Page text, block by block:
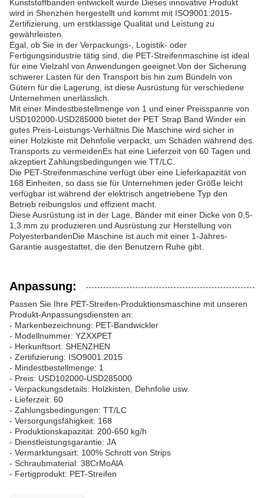
Kunststoffbanden entwickelt wurde.Dieses innovative Produkt
wird in Shenzhen hergestellt und kommt mit ISO9001:2015-
Zertifizierung, um erstklassige Qualität und Leistung zu
gewährleisten.
Egal, ob Sie in der Verpackungs-, Logistik- oder
Fertigungsindustrie tätig sind, die PET-Streifenmaschine ist ideal
für eine Vielzahl von Anwendungen geeignet.Von der Sicherung
schwerer Lasten für den Transport bis hin zum Bündeln von
Gütern für die Lagerung, ist diese Ausrüstung für verschiedene
Unternehmen unerlässlich.
Mit einer Mindestbestellmenge von 1 und einer Preisspanne von
USD102000-USD285000 bietet der PET Strap Band Winder ein
gutes Preis-Leistungs-Verhältnis.Die Maschine wird sicher in
einer Holzkiste mit Dehnfolie verpackt, um Schäden während des
Transports zu vermeidenEs hat eine Lieferzeit von 60 Tagen und
akzeptiert Zahlungsbedingungen wie TT/LC.
Die PET-Streifenmaschine verfügt über eine Lieferkapazität von
168 Einheiten, so dass sie für Unternehmen jeder Größe leicht
verfügbar ist.während der elektrisch angetriebene Typ den
Betrieb reibungslos und effizient macht.
Diese Ausrüstung ist in der Lage, Bänder mit einer Dicke von 0,5-
1,3 mm zu produzieren.und Ausrüstung zur Herstellung von
PolyesterbandenDie Maschine ist auch mit einer 1-Jahres-
Garantie ausgestattet, die den Benutzern Ruhe gibt.
Anpassung:
Passen Sie Ihre PET-Streifen-Produktionsmaschine mit unseren
Produkt-Anpassungsdiensten an:
- Markenbezeichnung: PET-Bandwickler
- Modellnummer: YZXXPET
- Herkunftsort: SHENZHEN
- Zertifizierung: ISO9001:2015
- Mindestbestellmenge: 1
- Preis: USD102000-USD285000
- Verpackungsdetails: Holzkisten, Dehnfolie usw.
- Lieferzeit: 60
- Zahlungsbedingungen: TT/LC
- Versorgungsfähigkeit: 168
- Produktionskapazität: 200-650 kg/h
- Dienstleistungsgarantie: JA
- Vermarktungsart: 100% Schrott von Strips
- Schraubmaterial: 38CrMoAlA
- Fertigprodukt: PET-Streifen